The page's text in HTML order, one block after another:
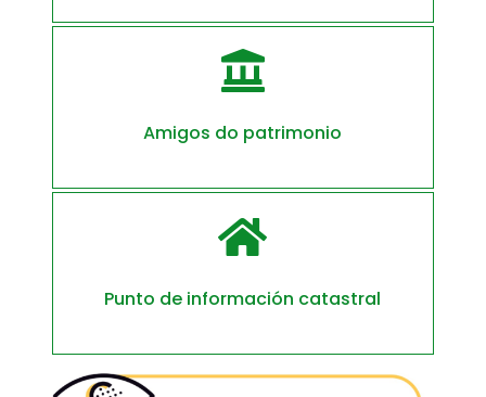

Amigos do patrimonio

Punto de información catastral